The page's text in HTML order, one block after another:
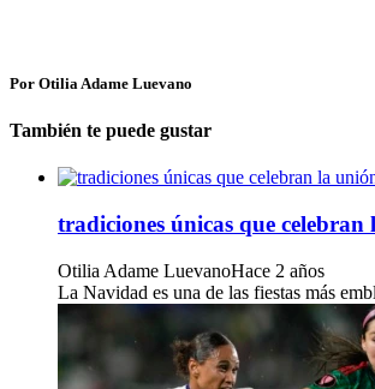
Por Otilia Adame Luevano
También te puede gustar
tradiciones únicas que
Otilia Adame LuevanoHace 2 años
La Navidad es una de las fiestas más